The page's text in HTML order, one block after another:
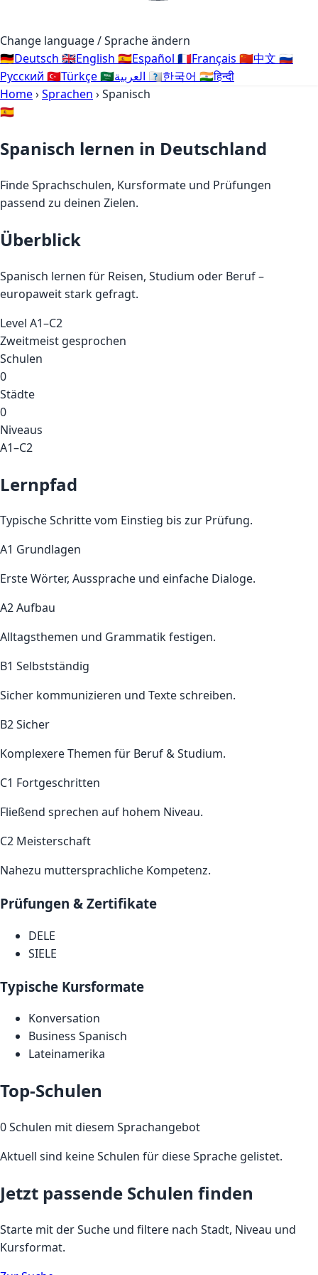
Change language / Sprache ändern
🇩🇪Deutsch 🇬🇧English 🇪🇸Español 🇫🇷Français 🇨🇳中文 🇷🇺
Русский 🇹🇷Türkçe🇸🇦 🇰🇷한국어 🇮🇳हिन्दी
Home›Sprachen ›Spanisch
🇪🇸
Spanisch lernen in Deutschland
Finde Sprachschulen, Kursformate und Prüfungen
passend zu deinen Zielen.
Überblick
Spanisch lernen für Reisen, Studium oder Beruf –
europaweit stark gefragt.
Level A1–C2
Zweitmeist gesprochen
Schulen
0
Städte
0
Niveaus
A1–C2
Lernpfad
Typische Schritte vom Einstieg bis zur Prüfung.
A1 Grundlagen
Erste Wörter, Aussprache und einfache Dialoge.
A2 Aufbau
Alltagsthemen und Grammatik festigen.
B1 Selbstständig
Sicher kommunizieren und Texte schreiben.
B2 Sicher
Komplexere Themen für Beruf & Studium.
C1 Fortgeschritten
Fließend sprechen auf hohem Niveau.
C2 Meisterschaft
Nahezu muttersprachliche Kompetenz.
Prüfungen & Zertifikate
DELE
SIELE
Typische Kursformate
Konversation
Business Spanisch
Lateinamerika
Top-Schulen
0 Schulen mit diesem Sprachangebot
Aktuell sind keine Schulen für diese Sprache gelistet.
Jetzt passende Schulen finden
Starte mit der Suche und filtere nach Stadt, Niveau und
Kursformat.